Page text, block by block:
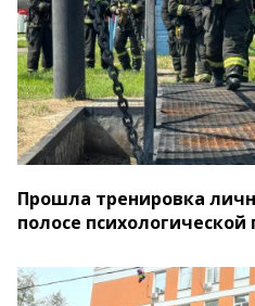
Прошла тренировка
полосе психологической